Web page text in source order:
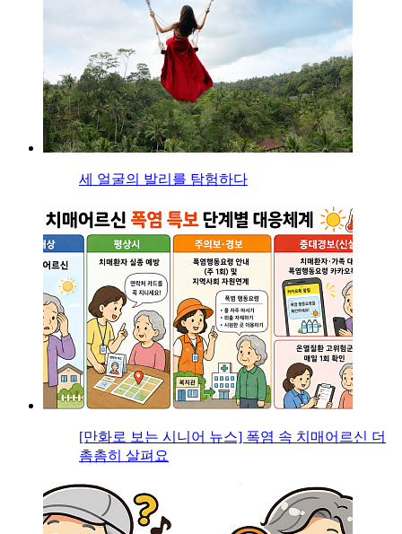
세 얼굴의 발리를 탐험하다
[만화로 보는 시니어 뉴스] 폭염 속 치매어르신 더
촘촘히 살펴요